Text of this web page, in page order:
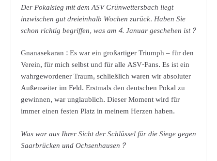
Der Pokalsieg mit dem ASV Grünwettersbach liegt
inzwischen gut dreieinhalb Wochen zurück. Haben Sie
schon richtig begriffen, was am 4. Januar geschehen ist?
Gnanasekaran : Es war ein großartiger Triumph – für den
Verein, für mich selbst und für alle ASV-Fans. Es ist ein
wahrgewordener Traum, schließlich waren wir absoluter
Außenseiter im Feld. Erstmals den deutschen Pokal zu
gewinnen, war unglaublich. Dieser Moment wird für
immer einen festen Platz in meinem Herzen haben.
Was war aus Ihrer Sicht der Schlüssel für die Siege gegen
Saarbrücken und Ochsenhausen?